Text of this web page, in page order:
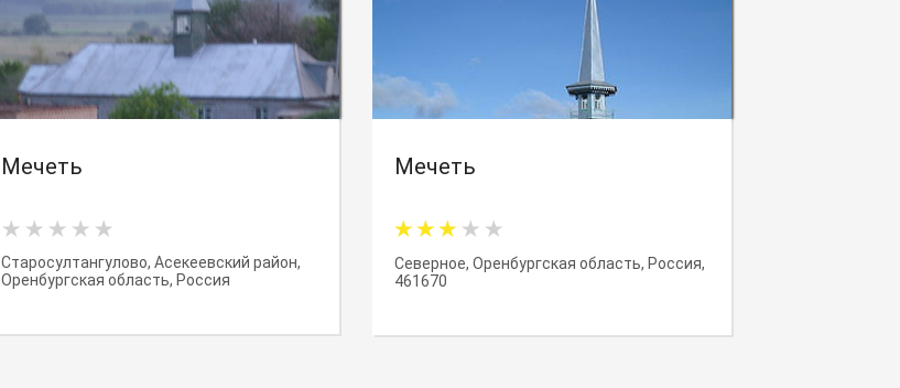
Мечеть
Старосултангулово, Асекеевский район,
Оренбургская область, Россия
Мечеть
Северное, Оренбургская область, Россия,
461670